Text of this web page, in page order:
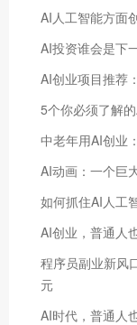
AI人工智能方面
AI投资谁会是下
AI创业项目推荐
5个你必须了解
中老年用AI创业
AI动画：一个巨
如何抓住AI人工
AI创业，普通人
程序员副业新风
元
AI时代，普通人